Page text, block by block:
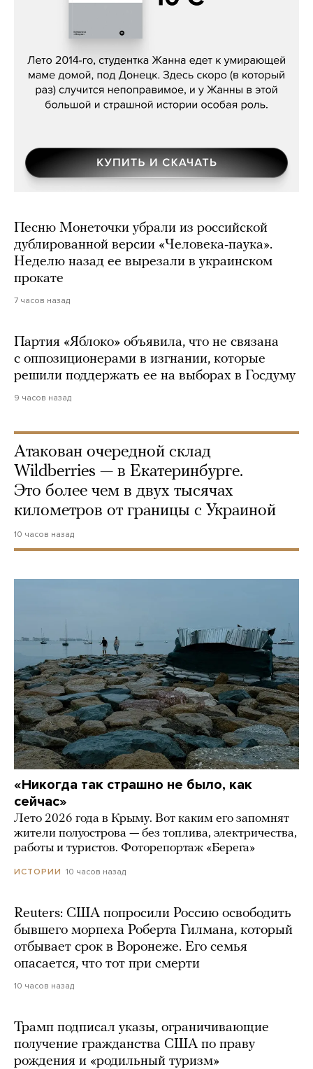
Сергей Лебедев, «Белая дама»
Песню Монеточки убрали из российской
дублированной версии «Человека-паука».
Неделю назад ее вырезали в украинском
прокате
7 часов назад
Партия «Яблоко» объявила, что не связана
с оппозиционерами в изгнании, которые
решили поддержать ее на выборах в Госдуму
9 часов назад
Атакован очередной склад
Wildberries — в Екатеринбурге.
Это более чем в двух тысячах
километров от границы с Украиной
10 часов назад
«Никогда так страшно не было, как
сейчас»
Лето 2026 года в Крыму. Вот каким его запомнят
жители полуострова — без топлива, электричества,
работы и туристов. Фоторепортаж «Берега»
ИСТОРИИ 10 часов назад
Reuters: США попросили Россию освободить
бывшего морпеха Роберта Гилмана, который
отбывает срок в Воронеже. Его семья
опасается, что тот при смерти
10 часов назад
Трамп подписал указы, ограничивающие
получение гражданства США по праву
рождения и «родильный туризм»